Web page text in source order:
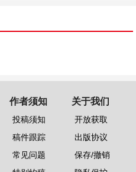
作者须知
投稿须知
稿件跟踪
常见问题
关于我们
开放获取
出版协议
保存/撤销